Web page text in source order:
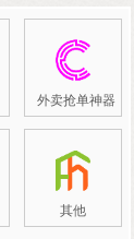
外卖抢单神器
其他